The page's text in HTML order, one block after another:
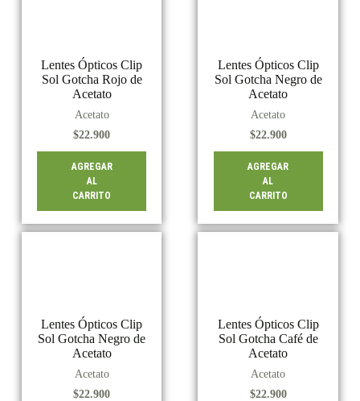
Lentes Ópticos Clip
Sol Gotcha Rojo de
Acetato
Acetato
$22.900
AGREGAR
AL
CARRITO
Lentes Ópticos Clip
Sol Gotcha Negro de
Acetato
Acetato
$22.900
AGREGAR
AL
CARRITO
Lentes Ópticos Clip
Sol Gotcha Negro de
Acetato
Acetato
$22.900
Lentes Ópticos Clip
Sol Gotcha Café de
Acetato
Acetato
$22.900